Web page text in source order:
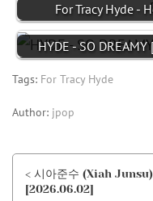
For Tracy Hyde -
HYDE - SO
Tags: For Tracy Hyde
Author: jpop
< 시아준수 (Xiah
[2026.06.02]